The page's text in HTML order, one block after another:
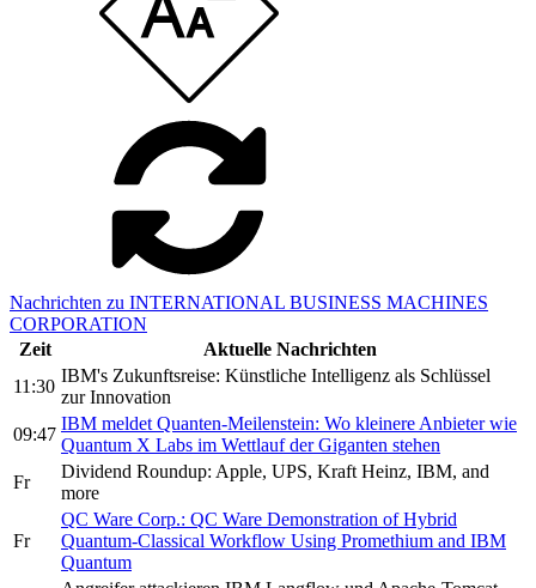
Nachrichten zu INTERNATIONAL BUSINESS MACHINES
CORPORATION
Zeit
Aktuelle Nachrichten
11:30
IBM's Zukunftsreise: Künstliche Intelligenz als Schlüssel
zur Innovation
09:47
IBM meldet Quanten-Meilenstein: Wo kleinere Anbieter wie
Quantum X Labs im Wettlauf der Giganten stehen
Fr
Dividend Roundup: Apple, UPS, Kraft Heinz, IBM, and
more
Fr
QC Ware Corp.: QC Ware Demonstration of Hybrid
Quantum-Classical Workflow Using Promethium and IBM
Quantum